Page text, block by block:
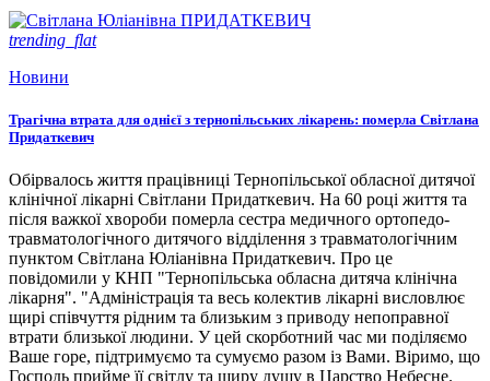
trending_flat
Новини
Трагічна втрата для однієї з тернопільських лікарень: померла Світлана
Придаткевич
Обірвалось життя працівниці Тернопільської обласної дитячої
клінічної лікарні Світлани Придаткевич. На 60 році життя та
після важкої хвороби померла сестра медичного ортопедо-
травматологічного дитячого відділення з травматологічним
пунктом Світлана Юліанівна Придаткевич. Про це
повідомили у КНП "Тернопільська обласна дитяча клінічна
лікарня". "Адміністрація та весь колектив лікарні висловлює
щирі співчуття рідним та близьким з приводу непоправної
втрати близької людини. У цей скорботний час ми поділяємо
Ваше горе, підтримуємо та сумуємо разом із Вами. Віримо, що
Господь прийме її світлу та щиру душу в Царство Небесне.